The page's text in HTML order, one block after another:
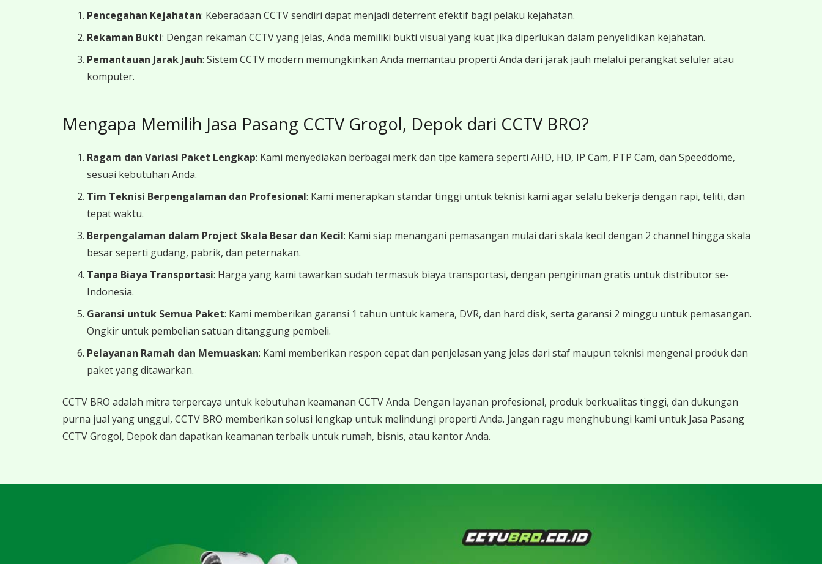
Pencegahan Kejahatan: Keberadaan CCTV sendiri dapat menjadi deterrent efektif bagi pelaku kejahatan.
Rekaman Bukti: Dengan rekaman CCTV yang jelas, Anda memiliki bukti visual yang kuat jika diperlukan dalam penyelidikan kejahatan.
Pemantauan Jarak Jauh: Sistem CCTV modern memungkinkan Anda memantau properti Anda dari jarak jauh melalui perangkat seluler atau
komputer.
Mengapa Memilih Jasa Pasang CCTV Grogol, Depok dari CCTV BRO?
Ragam dan Variasi Paket Lengkap: Kami menyediakan berbagai merk dan tipe kamera seperti AHD, HD, IP Cam, PTP Cam, dan Speeddome,
sesuai kebutuhan Anda.
Tim Teknisi Berpengalaman dan Profesional: Kami menerapkan standar tinggi untuk teknisi kami agar selalu bekerja dengan rapi, teliti, dan
tepat waktu.
Berpengalaman dalam Project Skala Besar dan Kecil: Kami siap menangani pemasangan mulai dari skala kecil dengan 2 channel hingga skala
besar seperti gudang, pabrik, dan peternakan.
Tanpa Biaya Transportasi: Harga yang kami tawarkan sudah termasuk biaya transportasi, dengan pengiriman gratis untuk distributor se-
Indonesia.
Garansi untuk Semua Paket: Kami memberikan garansi 1 tahun untuk kamera, DVR, dan hard disk, serta garansi 2 minggu untuk pemasangan.
Ongkir untuk pembelian satuan ditanggung pembeli.
Pelayanan Ramah dan Memuaskan: Kami memberikan respon cepat dan penjelasan yang jelas dari staf maupun teknisi mengenai produk dan
paket yang ditawarkan.
CCTV BRO adalah mitra terpercaya untuk kebutuhan keamanan CCTV Anda. Dengan layanan profesional, produk berkualitas tinggi, dan dukungan
purna jual yang unggul, CCTV BRO memberikan solusi lengkap untuk melindungi properti Anda. Jangan ragu menghubungi kami untuk Jasa Pasang
CCTV Grogol, Depok dan dapatkan keamanan terbaik untuk rumah, bisnis, atau kantor Anda.